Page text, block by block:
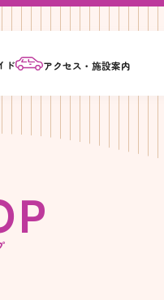
ド アクセス・施設案内
P